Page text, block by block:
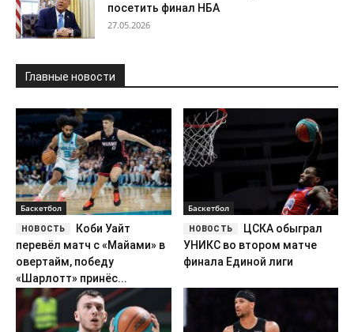
посетить финал НБА
27.05.2026
Главные новости
Баскетбол
Коби Уайт
перевёл матч с «Майами» в
овертайм, победу
«Шарлотт» принёс...
Баскетбол
ЦСКА обыграл
УНИКС во втором матче
финала Единой лиги